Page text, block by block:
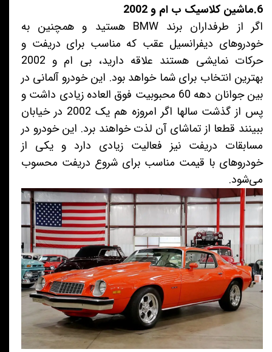
6.ماشین کلاسیک ب ام و 2002
اگر از طرفداران برند BMW هستید و همچنین به
خودروهای دیفرانسیل عقب که مناسب برای دریفت و
حرکات نمایشی هستند علاقه دارید، بی ام و 2002
بهترین انتخاب برای شما خواهد بود. این خودرو آلمانی در
بین جوانان دهه 60 محبوبیت فوق العاده زیادی داشت و
پس از گذشت سالها اگر امروزه هم یک 2002 در خیابان
ببینند قطعا از تماشای آن لذت خواهند برد. این خودرو در
مسابقات دریفت نیز فعالیت زیادی دارد و یکی از
خودروهای با قیمت مناسب برای شروع دریفت محسوب
می‌شود.